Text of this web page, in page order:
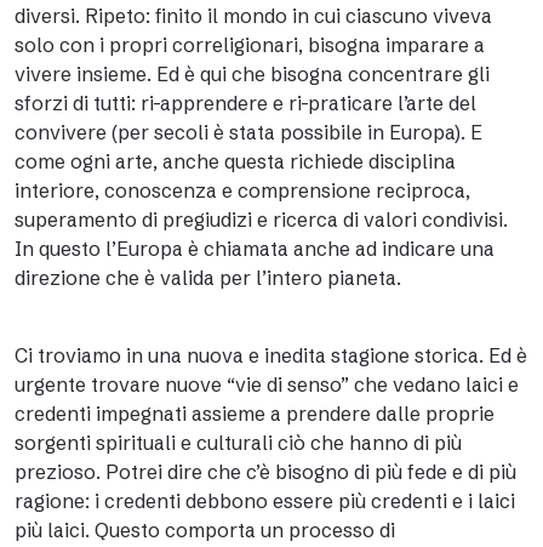
diversi. Ripeto: finito il mondo in cui ciascuno viveva
solo con i propri correligionari, bisogna imparare a
vivere insieme. Ed è qui che bisogna concentrare gli
sforzi di tutti: ri-apprendere e ri-praticare l’arte del
convivere (per secoli è stata possibile in Europa). E
come ogni arte, anche questa richiede disciplina
interiore, conoscenza e comprensione reciproca,
superamento di pregiudizi e ricerca di valori condivisi.
In questo l’Europa è chiamata anche ad indicare una
direzione che è valida per l’intero pianeta.
Ci troviamo in una nuova e inedita stagione storica. Ed è
urgente trovare nuove “vie di senso” che vedano laici e
credenti impegnati assieme a prendere dalle proprie
sorgenti spirituali e culturali ciò che hanno di più
prezioso. Potrei dire che c’è bisogno di più fede e di più
ragione: i credenti debbono essere più credenti e i laici
più laici. Questo comporta un processo di